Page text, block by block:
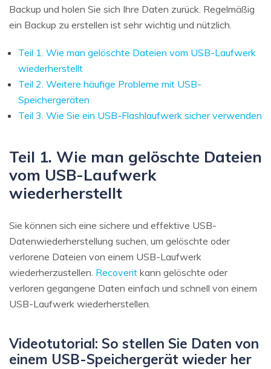
Backup und holen Sie sich Ihre Daten zurück. Regelmäßig
ein Backup zu erstellen ist sehr wichtig und nützlich.
Teil 1. Wie man gelöschte Dateien vom USB-Laufwerk
wiederherstellt
Teil 2. Weitere häufige Probleme mit USB-
Speichergeräten
Teil 3. Wie Sie ein USB-Flashlaufwerk sicher verwenden
Teil 1. Wie man gelöschte Dateien
vom USB-Laufwerk
wiederherstellt
Sie können sich eine sichere und effektive USB-
Datenwiederherstellung suchen, um gelöschte oder
verlorene Dateien von einem USB-Laufwerk
wiederherzustellen. Recoverit kann gelöschte oder
verloren gegangene Daten einfach und schnell von einem
USB-Laufwerk wiederherstellen.
Videotutorial: So stellen Sie Daten von
einem USB-Speichergerät wieder her